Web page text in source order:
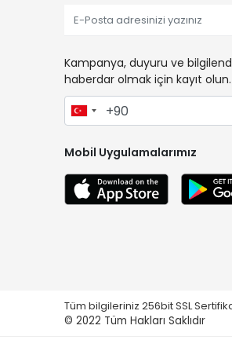
Kampanya, duyuru ve
haberdar olmak için kayıt olun.
Mobil Uygulamalarımız
Tüm bilgileriniz 256bit SSL
© 2022 Tüm Hakları Saklıdır